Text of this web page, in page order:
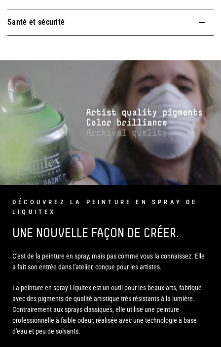
Santé et sécurité
DÉCOUVREZ LA PEINTURE EN SPRAY DE
LIQUITEX
UNE NOUVELLE FAÇON DE CRÉER.
C'est de la peinture en spray, mais pas comme vous la connaissez. Elle
a fait son entrée dans l'atelier, conçue pour les artistes.
La peinture en spray Liquitex est un outil pour les beaux-arts, fabriqué
avec des pigments de qualité artistique très résistants à la lumière.
Contrairement aux sprays classiques, elle utilise une peinture
professionnelle à faible odeur, réalisée avec une technologie à base
d'eau et peu de solvants.